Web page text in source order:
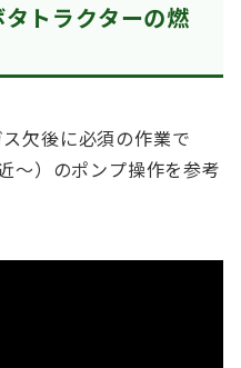
トラクターの燃
欠後に必須の作業で
〜）のポンプ操作を参考